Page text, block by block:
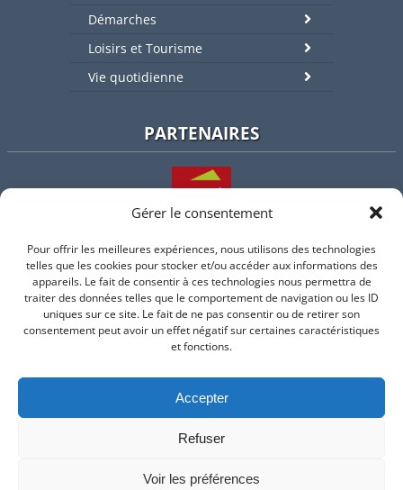
Gérer le consentement
Pour offrir les meilleures expériences, nous utilisons des technologies
telles que les cookies pour stocker et/ou accéder aux informations des
appareils. Le fait de consentir à ces technologies nous permettra de
traiter des données telles que le comportement de navigation ou les ID
uniques sur ce site. Le fait de ne pas consentir ou de retirer son
consentement peut avoir un effet négatif sur certaines caractéristiques
et fonctions.
Accepter
Refuser
Voir les préférences
Démarches
Loisirs et Tourisme
Vie quotidienne
PARTENAIRES
L'intercommunalité
Intramuros
Suivez-nous sur Facebook
Site